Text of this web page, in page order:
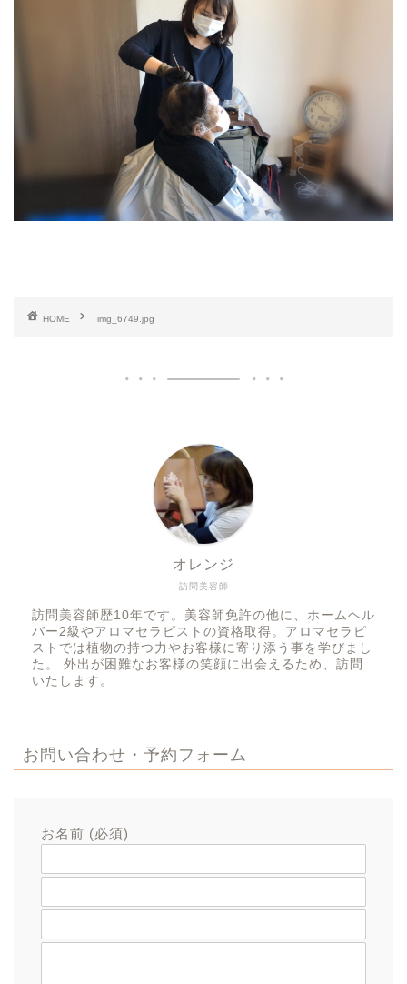
HOME img_6749.jpg
訪問美容師
オレンジ
訪問美容師歴10年です。美容師免許の他に、ホームヘル
パー2級やアロマセラピストの資格取得。アロマセラピ
ストでは植物の持つ力やお客様に寄り添う事を学びまし
た。 外出が困難なお客様の笑顔に出会えるため、訪問
いたします。
お問い合わせ・予約フォーム
お名前 (必須)